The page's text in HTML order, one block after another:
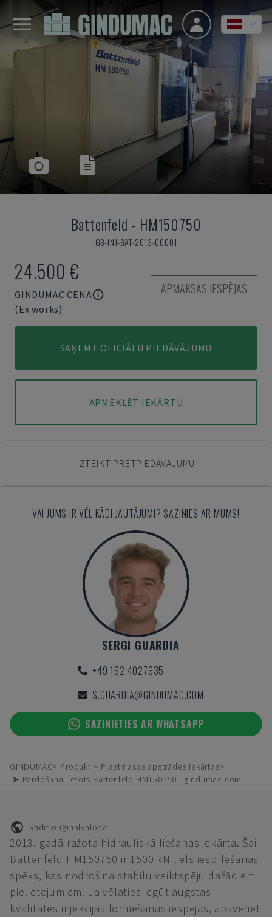
Battenfeld - HM150750
GB-INJ-BAT-2013-00001
24.500 €
GINDUMAC CENA
(Ex works)
APMAKSAS IESPĒJAS
SAŅEMT OFICIĀLU PIEDĀVĀJUMU
APMEKLĒT IEKĀRTU
IZTEIKT PRETPIEDĀVĀJUMU
VAI JUMS IR VĒL KĀDI JAUTĀJUMI? SAZINIES AR MUMS!
SERGI GUARDIA
+49 162 4027635
S.GUARDIA@GINDUMAC.COM
SAZINIETIES AR WHATSAPP
GINDUMAC Produkti
Plastmasas apstrādes iekārtas
➤ Pārdošanā lietots Battenfeld HM150750 | gindumac.com
Rādīt oriģinālvalodā
2013. gadā ražota hidrauliskā liešanas iekārta. Šai
Battenfeld HM150750 ir 1500 kN liels iespīlēšanas
spēks, kas nodrošina stabilu veiktspēju dažādiem
pielietojumiem. Ja vēlaties iegūt augstas
kvalitātes injekcijas formēšanas iespējas, apsveriet